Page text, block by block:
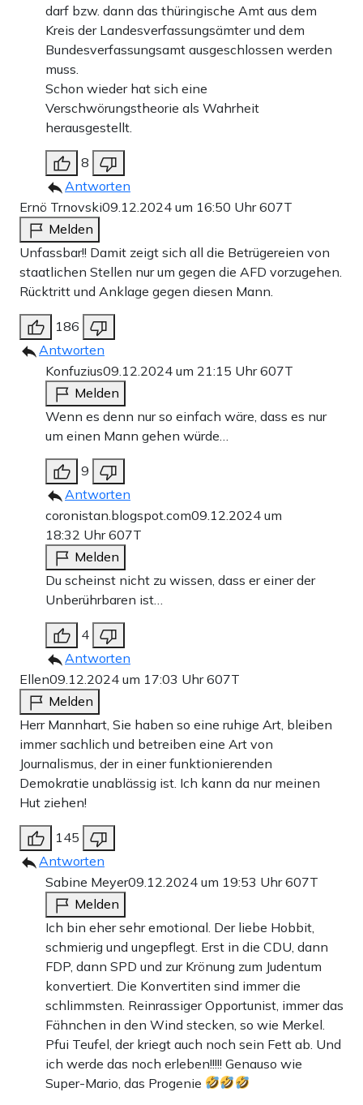
darf bzw. dann das thüringische Amt aus dem
Kreis der Landesverfassungsämter und dem
Bundesverfassungsamt ausgeschlossen werden
muss.
Schon wieder hat sich eine
Verschwörungstheorie als Wahrheit
herausgestellt.
8
Antworten
Ernö Trnovski09.12.2024 um 16:50 Uhr607T
Melden
Unfassbar!! Damit zeigt sich all die Betrügereien von
staatlichen Stellen nur um gegen die AFD vorzugehen.
Rücktritt und Anklage gegen diesen Mann.
186
Antworten
Konfuzius09.12.2024 um 21:15 Uhr607T
Melden
Wenn es denn nur so einfach wäre, dass es nur
um einen Mann gehen würde…
9
Antworten
coronistan.blogspot.com09.12.2024 um
18:32 Uhr607T
Melden
Du scheinst nicht zu wissen, dass er einer der
Unberührbaren ist…
4
Antworten
Ellen09.12.2024 um 17:03 Uhr607T
Melden
Herr Mannhart, Sie haben so eine ruhige Art, bleiben
immer sachlich und betreiben eine Art von
Journalismus, der in einer funktionierenden
Demokratie unablässig ist. Ich kann da nur meinen
Hut ziehen!
145
Antworten
Sabine Meyer09.12.2024 um 19:53 Uhr607T
Melden
Ich bin eher sehr emotional. Der liebe Hobbit,
schmierig und ungepflegt. Erst in die CDU, dann
FDP, dann SPD und zur Krönung zum Judentum
konvertiert. Die Konvertiten sind immer die
schlimmsten. Reinrassiger Opportunist, immer das
Fähnchen in den Wind stecken, so wie Merkel.
Pfui Teufel, der kriegt auch noch sein Fett ab. Und
ich werde das noch erleben!!!!! Genauso wie
Super-Mario, das Progenie